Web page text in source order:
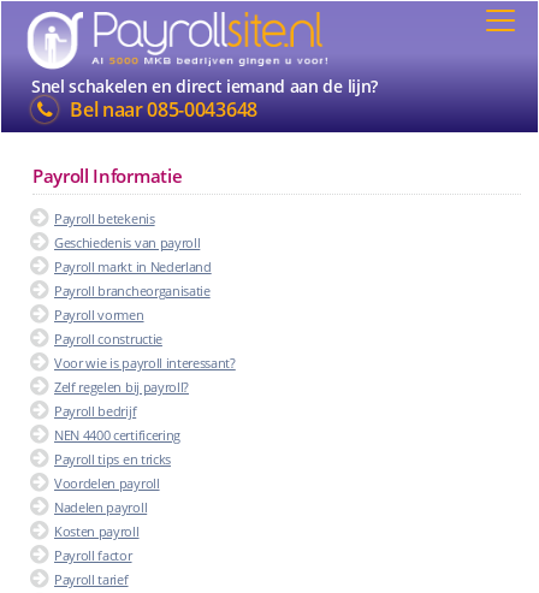
Snel schakelen en direct iemand aan de lijn?
Bel naar085-0043648
Payroll Informatie
Payroll betekenis
Geschiedenis van payroll
Payroll markt in Nederland
Payroll brancheorganisatie
Payroll vormen
Payroll constructie
Voor wie is payroll interessant?
Zelf regelen bij payroll?
Payroll bedrijf
NEN 4400 certificering
Payroll tips en tricks
Voordelen payroll
Nadelen payroll
Kosten payroll
Payroll factor
Payroll tarief